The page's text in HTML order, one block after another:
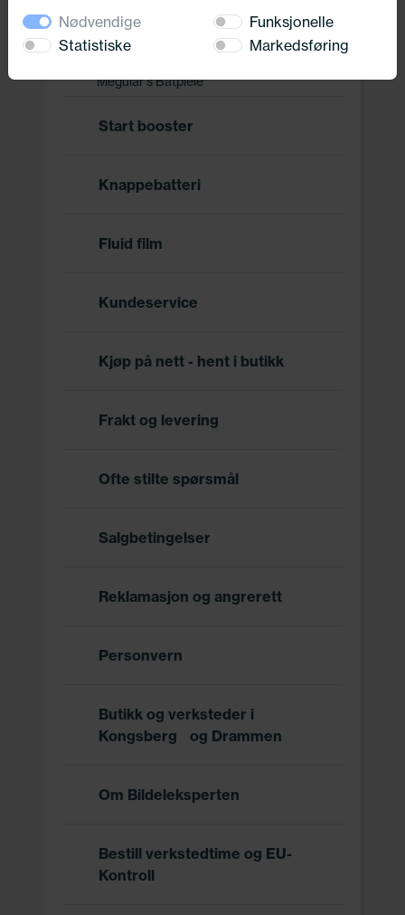
Meguiar's Bilpleie
Meguiar's Båtpleie
Start booster
Knappebatteri
Fluid film
Kundeservice
Kjøp på nett - hent i butikk
Frakt og levering
Ofte stilte spørsmål
Salgbetingelser
Reklamasjon og angrerett
Personvern
Butikk og verksteder i
Kongsberg og Drammen
Om Bildeleksperten
Bestill verkstedtime og EU-
Kontroll
Nødvendige
Funksjonelle
Statistiske
Markedsføring